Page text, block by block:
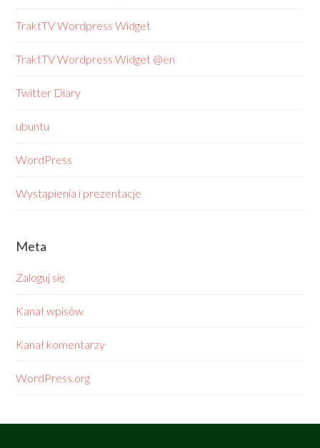
TraktTV Wordpress Widget
TraktTV Wordpress Widget @en
Twitter Diary
ubuntu
WordPress
Wystąpienia i prezentacje
Meta
Zaloguj się
Kanał wpisów
Kanał komentarzy
WordPress.org